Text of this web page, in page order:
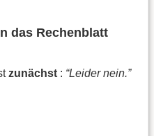
das Rechenblatt
zunächst : “Leider nein.”